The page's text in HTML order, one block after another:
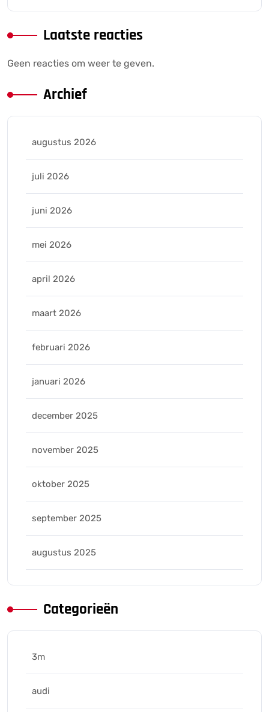
Laatste reacties
Geen reacties om weer te geven.
Archief
augustus 2026
juli 2026
juni 2026
mei 2026
april 2026
maart 2026
februari 2026
januari 2026
december 2025
november 2025
oktober 2025
september 2025
augustus 2025
Categorieën
3m
audi